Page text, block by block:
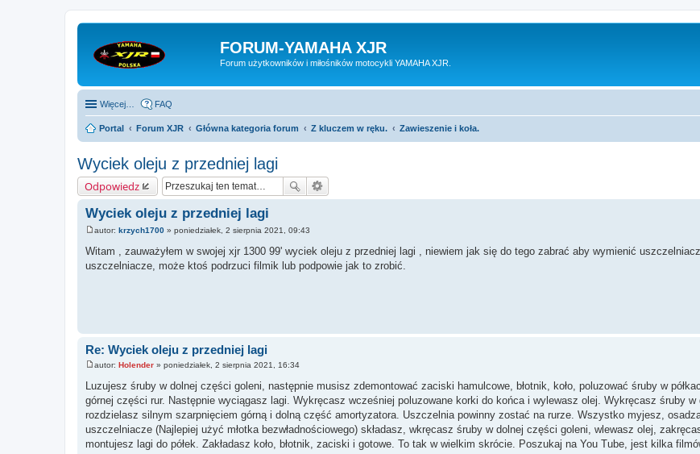
FORUM-YAMAHA XJR
Forum użytkowników i miłośników motocykli YAMAHA XJR.
Więcej… FAQ
Portal Forum XJR Główna kategoria forum Z kluczem w ręku. Zawieszenie i koła.
Wyciek oleju z przedniej lagi
Odpowiedz
Wyciek oleju z przedniej lagi
o
s
t
autor: krzych1700 » poniedziałek, 2 sierpnia 2021, 09:43
Witam , zauważyłem w swojej xjr 1300 99' wyciek oleju z przedniej lagi , niewiem jak się do tego zabrać aby wymienić
uszczelniacze, może ktoś podrzuci filmik lub podpowie jak to zrobić.
Re: Wyciek oleju z przedniej lagi
s
t
autor: Holender » poniedziałek, 2 sierpnia 2021, 16:34
Luzujesz śruby w dolnej części goleni, następnie musisz zdemontować zaciski hamulcowe, błotnik, koło, poluzować śruby w
górnej części rur. Następnie wyciągasz lagi. Wykręcasz wcześniej poluzowane korki do końca i wylewasz olej. Wykręcasz śruby w
rozdzielasz silnym szarpnięciem górną i dolną część amortyzatora. Uszczelnia powinny zostać na rurze. Wszystko myjesz,
uszczelniacze (Najlepiej użyć młotka bezwładnościowego) składasz, wkręcasz śruby w dolnej części goleni, wlewasz olej,
montujesz lagi do półek. Zakładasz koło, błotnik, zaciski i gotowe. To tak w wielkim skrócie. Poszukaj na You Tube, jest kilka